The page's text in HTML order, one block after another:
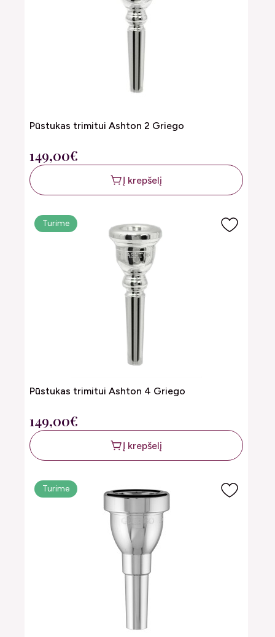
Pūstukas trimitui Ashton 2 Griego
149,00€
Į krepšelį
Turime
Pūstukas trimitui Ashton 4 Griego
149,00€
Į krepšelį
Turime